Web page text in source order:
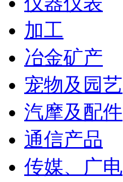
加工
冶金矿产
宠物及园艺
汽摩及配件
通信产品
传媒、广电